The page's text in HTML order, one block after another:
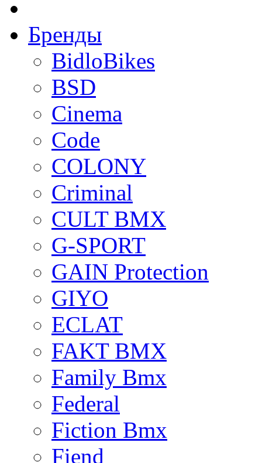
Бренды
BidloBikes
BSD
Cinema
Code
COLONY
Criminal
CULT BMX
G-SPORT
GAIN Protection
GIYO
ECLAT
FAKT BMX
Family Bmx
Federal
Fiction Bmx
Fiend